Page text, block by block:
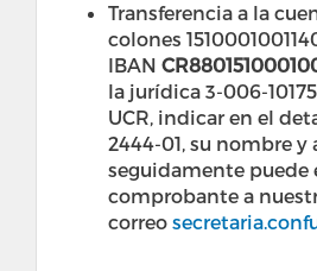
Transferencia a la
colones
IBAN
la jurídica 3-006-
UCR, indicar en el
2444-01, su nombre y
seguidamente puede
comprobante a
correo